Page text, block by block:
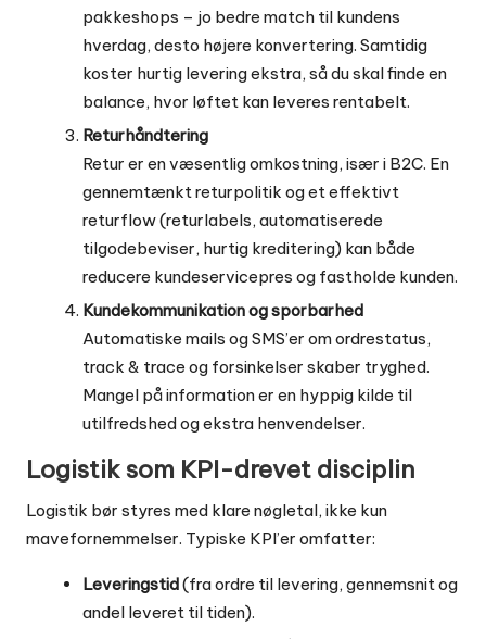
pakkeshops – jo bedre match til kundens
hverdag, desto højere konvertering. Samtidig
koster hurtig levering ekstra, så du skal finde en
balance, hvor løftet kan leveres rentabelt.
Returhåndtering
Retur er en væsentlig omkostning, især i B2C. En
gennemtænkt returpolitik og et effektivt
returflow (returlabels, automatiserede
tilgodebeviser, hurtig kreditering) kan både
reducere kundeservicepres og fastholde kunden.
Kundekommunikation og sporbarhed
Automatiske mails og SMS’er om ordrestatus,
track & trace og forsinkelser skaber tryghed.
Mangel på information er en hyppig kilde til
utilfredshed og ekstra henvendelser.
Logistik som KPI-drevet disciplin
Logistik bør styres med klare nøgletal, ikke kun
mavefornemmelser. Typiske KPI’er omfatter:
Leveringstid(fra ordre til levering, gennemsnit og
andel leveret til tiden).